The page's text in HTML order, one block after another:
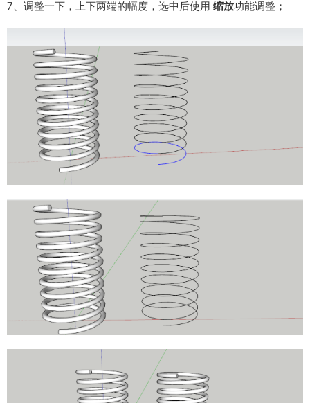
7、调整一下，上下两端的幅度，选中后使用 缩放功能调整；